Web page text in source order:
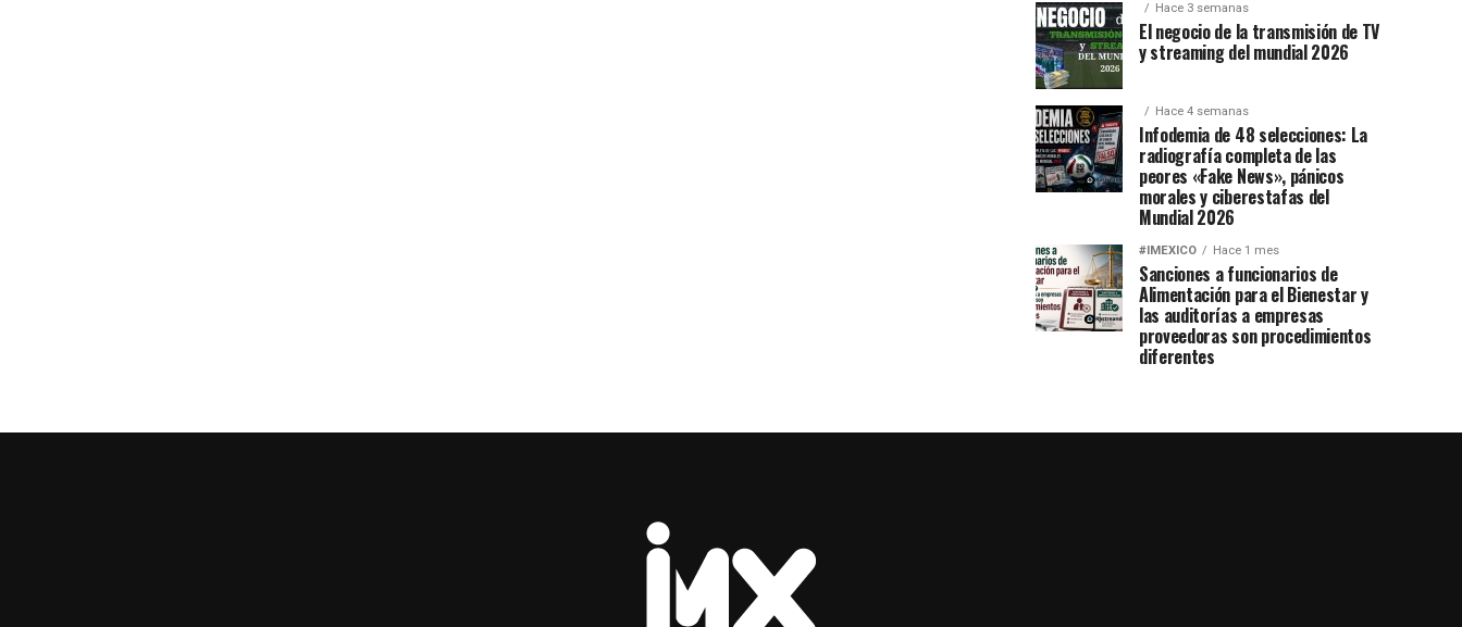
Hace 3 semanas
El negocio de la transmisión de TV
y streaming del mundial 2026
Hace 4 semanas
Infodemia de 48 selecciones: La
radiografía completa de las
peores «Fake News», pánicos
morales y ciberestafas del
Mundial 2026
#IMEXICO Hace 1 mes
Sanciones a funcionarios de
Alimentación para el Bienestar y
las auditorías a empresas
proveedoras son procedimientos
diferentes